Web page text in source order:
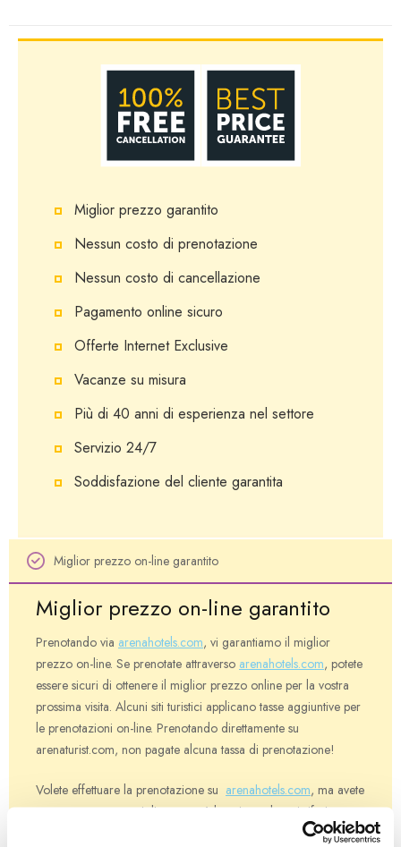
Miglior prezzo garantito
Nessun costo di prenotazione
Nessun costo di cancellazione
Pagamento online sicuro
Offerte Internet Exclusive
Vacanze su misura
Più di 40 anni di esperienza nel settore
Servizio 24/7
Soddisfazione del cliente garantita
Miglior prezzo on-line garantito
Miglior prezzo on-line garantito
Prenotando via arenahotels.com, vi garantiamo il miglior
prezzo on-line. Se prenotate attraverso arenahotels.com, potete
essere sicuri di ottenere il miglior prezzo online per la vostra
prossima visita. Alcuni siti turistici applicano tasse aggiuntive per
le prenotazioni on-line. Prenotando direttamente su
arenaturist.com, non pagate alcuna tassa di prenotazione!
Volete effettuare la prenotazione su arenahotels.com, ma avete
trovato un prezzo migliore su un’altro sito web, e si riferisce
allo stesso giorno (i), stessa tipologia di camera, lo stesso